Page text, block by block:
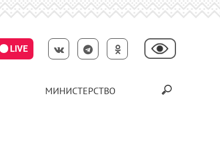
LIVE
МИНИСТЕРСТВО